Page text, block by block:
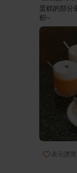
蛋糕的部分
郁~
表示讚賞